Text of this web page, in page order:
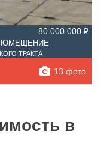
80 000 000 ₽
ТРАКТА
13 фото
в